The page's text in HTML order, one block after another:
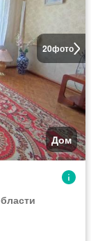
20фото
Дом